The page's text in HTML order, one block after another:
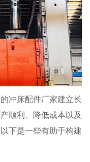
冲床配件厂家建立长
顺利、降低成本以及
下是一些有助于构建